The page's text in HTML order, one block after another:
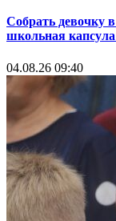
Собрать девочку
школьная
04.08.26 09:40